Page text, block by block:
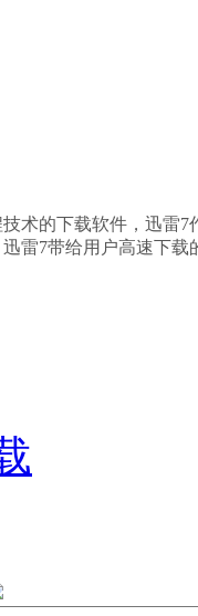
术的下载软件，迅雷
雷7带给用户高速下载
电脑寻找想下的文件
核心崩溃的问题